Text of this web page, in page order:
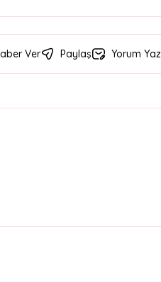
Ver Paylaş Yorum Yaz